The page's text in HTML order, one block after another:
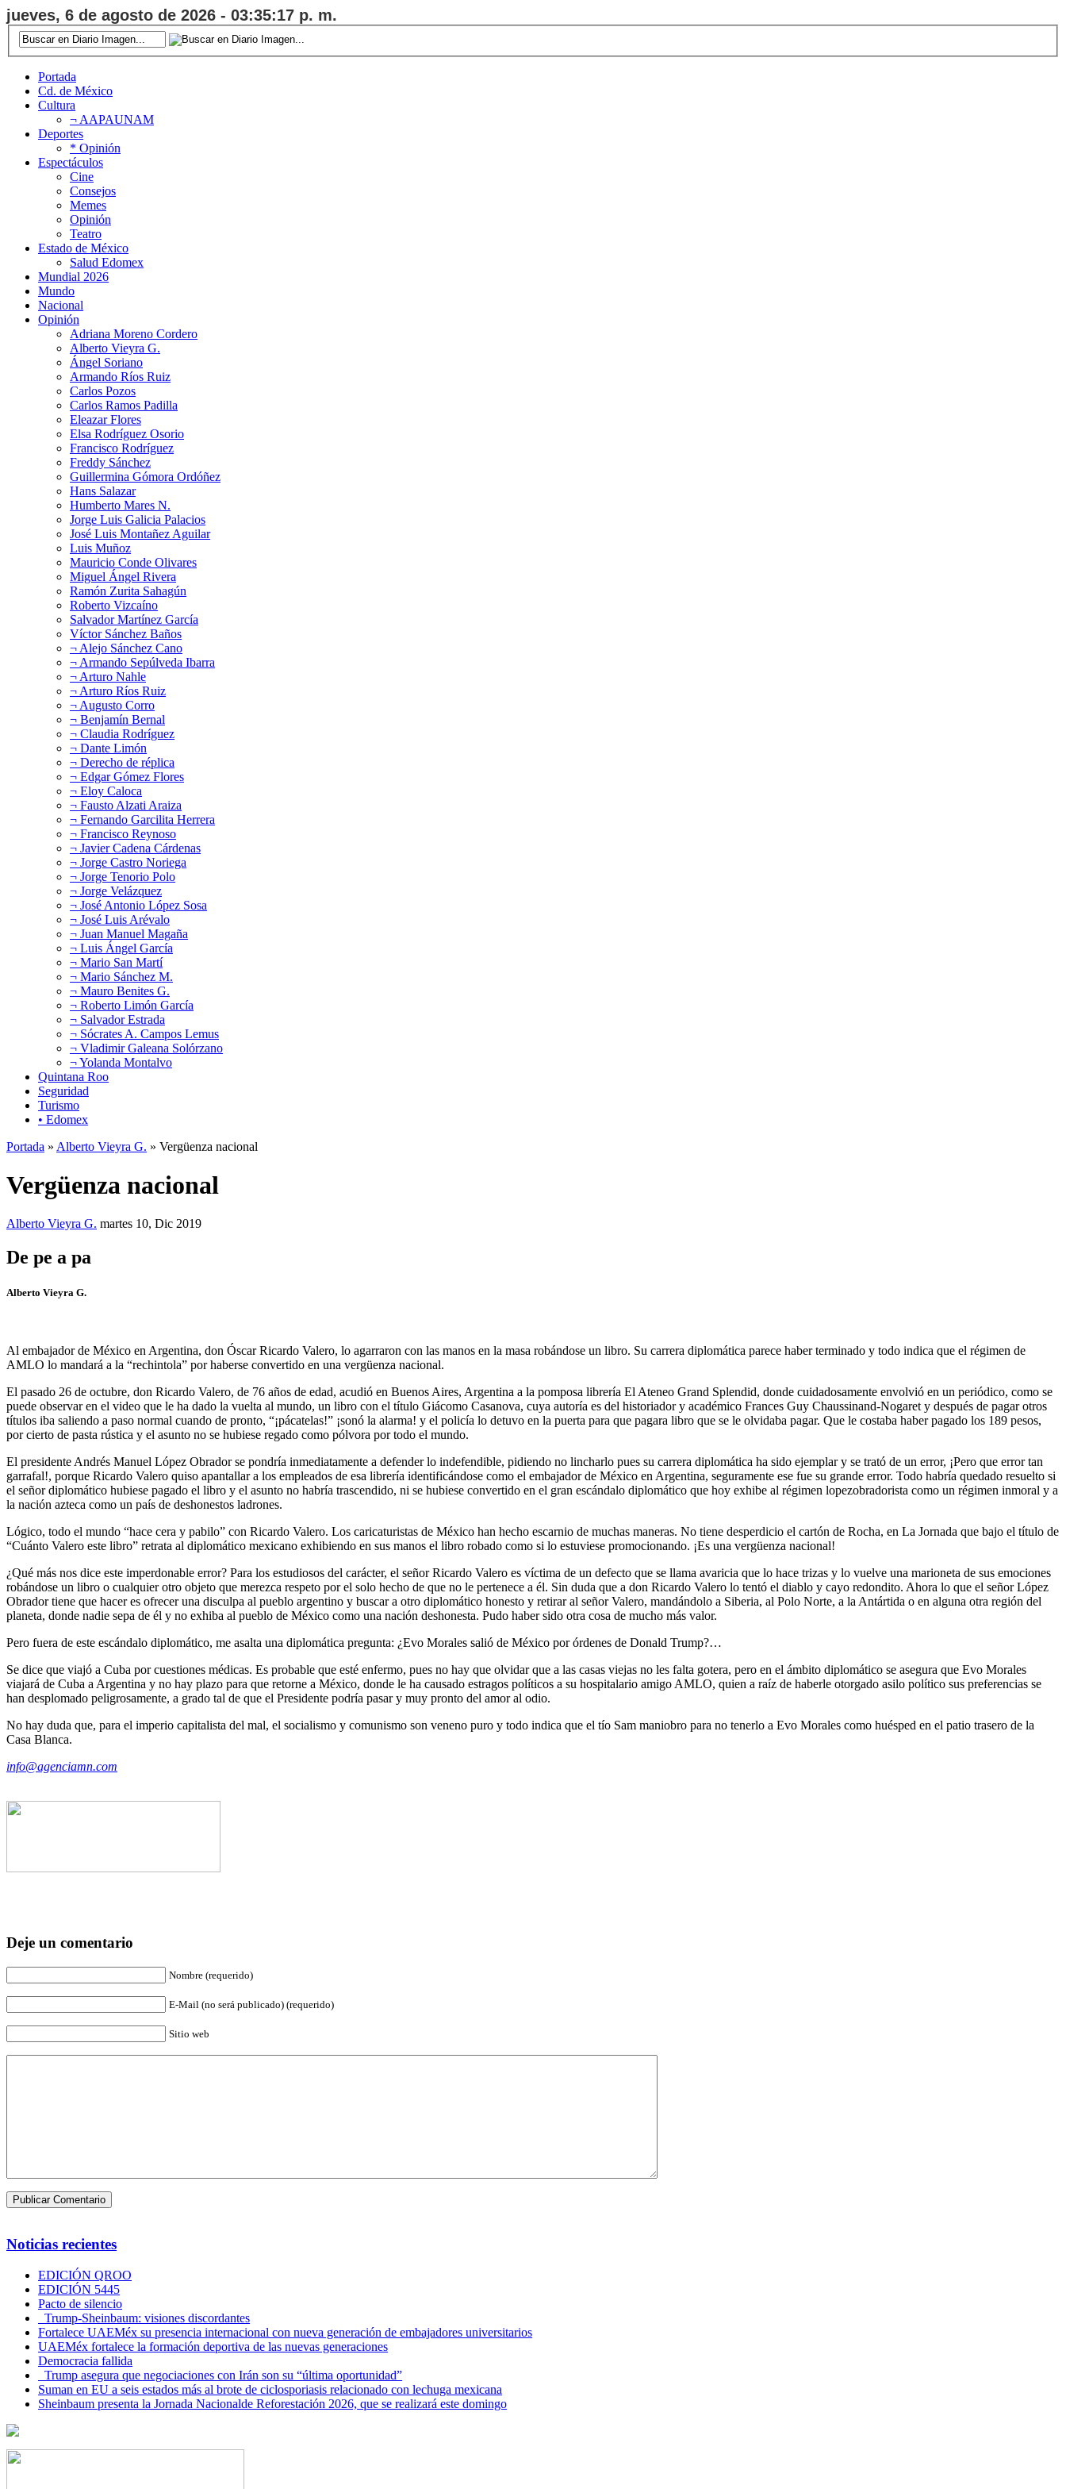
jueves, 6 de agosto de 2026 - 03:35:18 p. m.
Portada
Cd. de México
Cultura
¬ AAPAUNAM
Deportes
* Opinión
Espectáculos
Cine
Consejos
Memes
Opinión
Teatro
Estado de México
Salud Edomex
Mundial 2026
Mundo
Nacional
Opinión
Adriana Moreno Cordero
Alberto Vieyra G.
Ángel Soriano
Armando Ríos Ruiz
Carlos Pozos
Carlos Ramos Padilla
Eleazar Flores
Elsa Rodríguez Osorio
Francisco Rodríguez
Freddy Sánchez
Guillermina Gómora Ordóñez
Hans Salazar
Humberto Mares N.
Jorge Luis Galicia Palacios
José Luis Montañez Aguilar
Luis Muñoz
Mauricio Conde Olivares
Miguel Ángel Rivera
Ramón Zurita Sahagún
Roberto Vizcaíno
Salvador Martínez García
Víctor Sánchez Baños
¬ Alejo Sánchez Cano
¬ Armando Sepúlveda Ibarra
¬ Arturo Nahle
¬ Arturo Ríos Ruiz
¬ Augusto Corro
¬ Benjamín Bernal
¬ Claudia Rodríguez
¬ Dante Limón
¬ Derecho de réplica
¬ Edgar Gómez Flores
¬ Eloy Caloca
¬ Fausto Alzati Araiza
¬ Fernando Garcilita Herrera
¬ Francisco Reynoso
¬ Javier Cadena Cárdenas
¬ Jorge Castro Noriega
¬ Jorge Tenorio Polo
¬ Jorge Velázquez
¬ José Antonio López Sosa
¬ José Luis Arévalo
¬ Juan Manuel Magaña
¬ Luis Ángel García
¬ Mario San Martí
¬ Mario Sánchez M.
¬ Mauro Benites G.
¬ Roberto Limón García
¬ Salvador Estrada
¬ Sócrates A. Campos Lemus
¬ Vladimir Galeana Solórzano
¬ Yolanda Montalvo
Quintana Roo
Seguridad
Turismo
• Edomex
Portada » Alberto Vieyra G. » Vergüenza nacional
Vergüenza nacional
Alberto Vieyra G. martes 10, Dic 2019
De pe a pa
Alberto Vieyra G.
Al embajador de México en Argentina, don Óscar Ricardo Valero, lo agarraron con las manos en la masa robándose un libro. Su carrera diplomática parece haber terminado y todo indica que el régimen de
AMLO lo mandará a la “rechintola” por haberse convertido en una vergüenza nacional.
El pasado 26 de octubre, don Ricardo Valero, de 76 años de edad, acudió en Buenos Aires, Argentina a la pomposa librería El Ateneo Grand Splendid, donde cuidadosamente envolvió en un periódico, como se
puede observar en el video que le ha dado la vuelta al mundo, un libro con el título Giácomo Casanova, cuya autoría es del historiador y académico Frances Guy Chaussinand-Nogaret y después de pagar otros
títulos iba saliendo a paso normal cuando de pronto, “¡pácatelas!” ¡sonó la alarma! y el policía lo detuvo en la puerta para que pagara libro que se le olvidaba pagar. Que le costaba haber pagado los 189 pesos,
por cierto de pasta rústica y el asunto no se hubiese regado como pólvora por todo el mundo.
El presidente Andrés Manuel López Obrador se pondría inmediatamente a defender lo indefendible, pidiendo no lincharlo pues su carrera diplomática ha sido ejemplar y se trató de un error, ¡Pero que error tan
garrafal!, porque Ricardo Valero quiso apantallar a los empleados de esa librería identificándose como el embajador de México en Argentina, seguramente ese fue su grande error. Todo habría quedado resuelto si
el señor diplomático hubiese pagado el libro y el asunto no habría trascendido, ni se hubiese convertido en el gran escándalo diplomático que hoy exhibe al régimen lopezobradorista como un régimen inmoral y a
la nación azteca como un país de deshonestos ladrones.
Lógico, todo el mundo “hace cera y pabilo” con Ricardo Valero. Los caricaturistas de México han hecho escarnio de muchas maneras. No tiene desperdicio el cartón de Rocha, en La Jornada que bajo el título de
“Cuánto Valero este libro” retrata al diplomático mexicano exhibiendo en sus manos el libro robado como si lo estuviese promocionando. ¡Es una vergüenza nacional!
¿Qué más nos dice este imperdonable error? Para los estudiosos del carácter, el señor Ricardo Valero es víctima de un defecto que se llama avaricia que lo hace trizas y lo vuelve una marioneta de sus emociones
robándose un libro o cualquier otro objeto que merezca respeto por el solo hecho de que no le pertenece a él. Sin duda que a don Ricardo Valero lo tentó el diablo y cayo redondito. Ahora lo que el señor López
Obrador tiene que hacer es ofrecer una disculpa al pueblo argentino y buscar a otro diplomático honesto y retirar al señor Valero, mandándolo a Siberia, al Polo Norte, a la Antártida o en alguna otra región del
planeta, donde nadie sepa de él y no exhiba al pueblo de México como una nación deshonesta. Pudo haber sido otra cosa de mucho más valor.
Pero fuera de este escándalo diplomático, me asalta una diplomática pregunta: ¿Evo Morales salió de México por órdenes de Donald Trump?…
Se dice que viajó a Cuba por cuestiones médicas. Es probable que esté enfermo, pues no hay que olvidar que a las casas viejas no les falta gotera, pero en el ámbito diplomático se asegura que Evo Morales
viajará de Cuba a Argentina y no hay plazo para que retorne a México, donde le ha causado estragos políticos a su hospitalario amigo AMLO, quien a raíz de haberle otorgado asilo político sus preferencias se
han desplomado peligrosamente, a grado tal de que el Presidente podría pasar y muy pronto del amor al odio.
No hay duda que, para el imperio capitalista del mal, el socialismo y comunismo son veneno puro y todo indica que el tío Sam maniobro para no tenerlo a Evo Morales como huésped en el patio trasero de la
Casa Blanca.
info@agenciamn.com
Deje un comentario
Nombre (requerido)
E-Mail (no será publicado) (requerido)
Sitio web
Noticias recientes
EDICIÓN QROO
EDICIÓN 5445
Pacto de silencio
Trump-Sheinbaum: visiones discordantes
Fortalece UAEMéx su presencia internacional con nueva generación de embajadores universitarios
UAEMéx fortalece la formación deportiva de las nuevas generaciones
Democracia fallida
Trump asegura que negociaciones con Irán son su “última oportunidad”
Suman en EU a seis estados más al brote de ciclosporiasis relacionado con lechuga mexicana
Sheinbaum presenta la Jornada Nacionalde Reforestación 2026, que se realizará este domingo